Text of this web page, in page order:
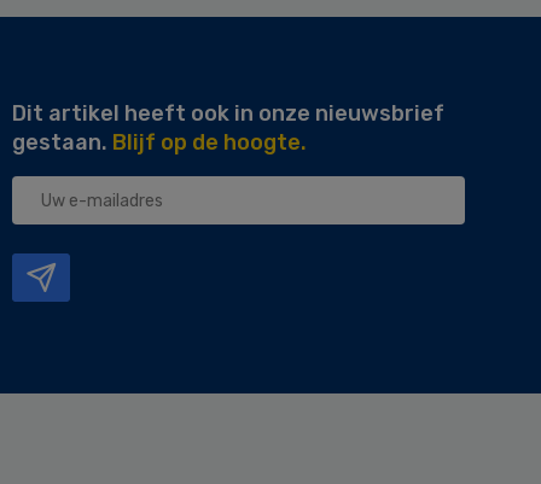
Dit artikel heeft ook in onze nieuwsbrief
gestaan. Blijf op de hoogte.
Uw